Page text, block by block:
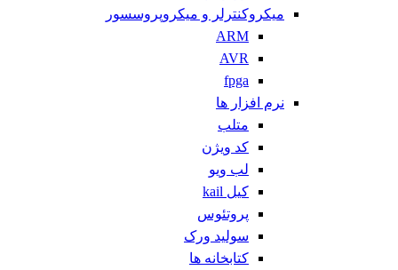
میکروکنترلر و میکروپروسسور
ARM
AVR
fpga
نرم افزار ها
متلب
کد ویژن
لب ویو
کیل kail
پروتئوس
سولید ورک
کتابخانه ها